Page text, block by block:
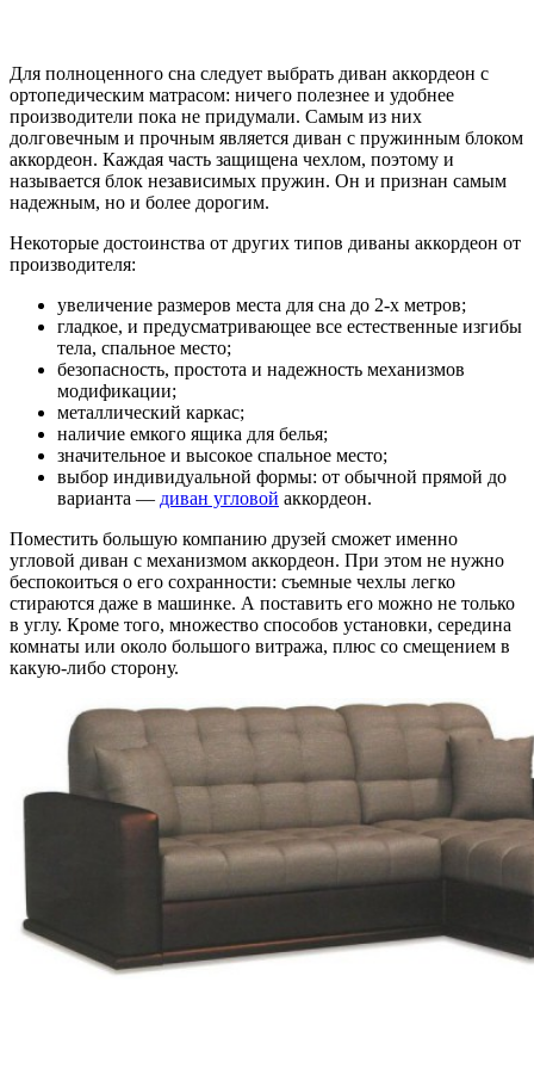
Для полноценного сна следует выбрать диван аккордеон с
ортопедическим матрасом: ничего полезнее и удобнее
производители пока не придумали. Самым из них
долговечным и прочным является диван с пружинным блоком
аккордеон. Каждая часть защищена чехлом, поэтому и
называется блок независимых пружин. Он и признан самым
надежным, но и более дорогим.
Некоторые достоинства от других типов диваны аккордеон от
производителя:
увеличение размеров места для сна до 2-х метров;
гладкое, и предусматривающее все естественные изгибы
тела, спальное место;
безопасность, простота и надежность механизмов
модификации;
металлический каркас;
наличие емкого ящика для белья;
значительное и высокое спальное место;
выбор индивидуальной формы: от обычной прямой до
варианта — диван угловой аккордеон.
Поместить большую компанию друзей сможет именно
угловой диван с механизмом аккордеон. При этом не нужно
беспокоиться о его сохранности: съемные чехлы легко
стираются даже в машинке. А поставить его можно не только
в углу. Кроме того, множество способов установки, середина
комнаты или около большого витража, плюс со смещением в
какую-либо сторону.